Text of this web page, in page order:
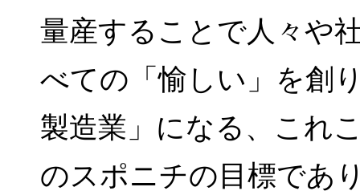
量産することで人々や
べての「愉しい」を創
製造業」になる、これ
のスポニチの目標であ